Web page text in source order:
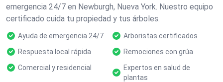
emergencia 24/7 en Newburgh, Nueva York. Nuestro equipo
certificado cuida tu propiedad y tus árboles.
Ayuda de emergencia 24/7
Arboristas certificados
Respuesta local rápida
Remociones con grúa
Comercial y residencial
Expertos en salud de
plantas